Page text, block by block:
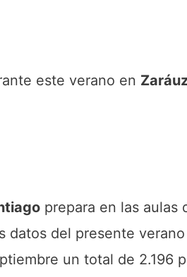
este verano en
prepara en las aulas
datos del presente
un total de 2.196